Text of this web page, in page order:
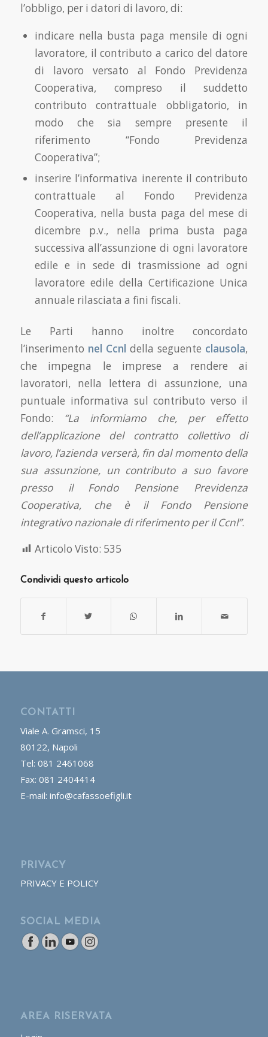
l’obbligo, per i datori di lavoro, di:
indicare nella busta paga mensile di ogni
lavoratore, il contributo a carico del datore
di lavoro versato al Fondo Previdenza
Cooperativa, compreso il suddetto
contributo contrattuale obbligatorio, in
modo che sia sempre presente il
riferimento “Fondo Previdenza
Cooperativa”;
inserire l’informativa inerente il contributo
contrattuale al Fondo Previdenza
Cooperativa, nella busta paga del mese di
dicembre p.v., nella prima busta paga
successiva all’assunzione di ogni lavoratore
edile e in sede di trasmissione ad ogni
lavoratore edile della Certificazione Unica
annuale rilasciata a fini fiscali.
Le Parti hanno inoltre concordato
l’inserimento nel Ccnldella seguente clausola,
che impegna le imprese a rendere ai
lavoratori, nella lettera di assunzione, una
puntuale informativa sul contributo verso il
Fondo: “La informiamo che, per effetto
dell’applicazione del contratto collettivo di
lavoro, l’azienda verserà, fin dal momento della
sua assunzione, un contributo a suo favore
presso il Fondo Pensione Previdenza
Cooperativa, che è il Fondo Pensione
integrativo nazionale di riferimento per il Ccnl”.
Articolo Visto: 535
Condividi questo articolo
CONTATTI
Viale A. Gramsci, 15
80122, Napoli
Tel: 081 2461068
Fax: 081 2404414
E-mail: info@cafassoefigli.it
PRIVACY
PRIVACY E POLICY
SOCIAL MEDIA
AREA RISERVATA